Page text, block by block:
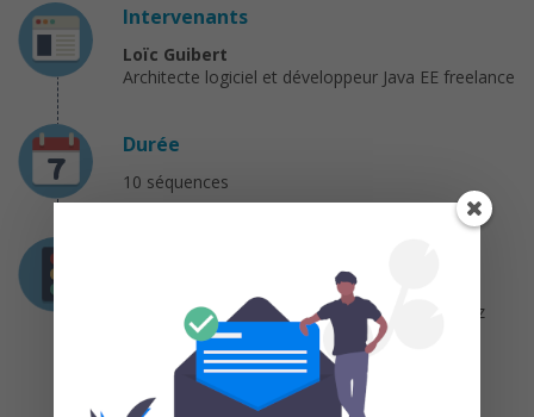
Intervenants
Loïc Guibert
Architecte logiciel et développeur Java EE freelance
Durée
10 séquences
étant un framework pour le
développement d’applications Java, vous devez
programmer et compiler des
applications en Javapour comprendre le
contenu de ce cours.